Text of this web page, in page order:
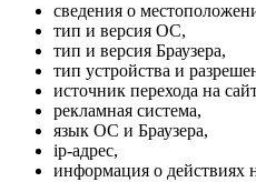
сведения о
тип и версия ОС,
тип и версия Браузера,
тип устройства и
источник перехода на
рекламная система,
язык ОС и Браузера,
ip-адрес,
информация о действиях